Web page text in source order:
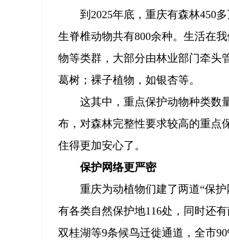
到2025年底，重庆有森林450
生脊椎动物共有800余种。生活在
物等类群，大部分由林业部门牵头
葛树；裸子植物，如银杏等。
这其中，重点保护动物种类数
布，对森林完整性要求较高的重点
住得更加安心了。
保护网络更严密
重庆为动植物们建了两道“保
有各类自然保护地116处，同时还
双桂湖等9条候鸟迁徙通道，全市